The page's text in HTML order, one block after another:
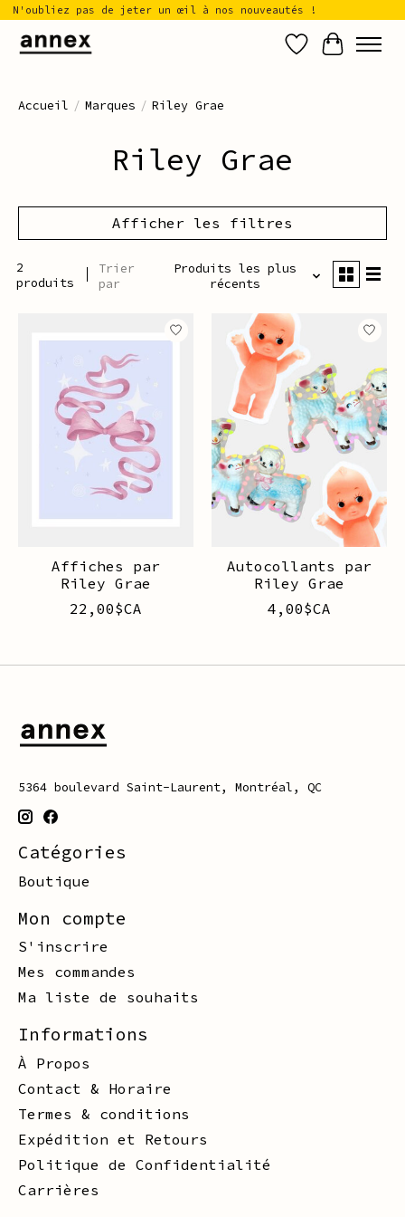
N'oubliez pas de jeter un œil à nos nouveautés !
Liste de
Panier
Accueil / Marques / Riley Grae
Riley Grae
Afficher les filtres
2
produits
Trier
par
Produits les plus
récents
Affiches par
Riley Grae
22,00$CA
Autocollants par
Riley Grae
4,00$CA
5364 boulevard Saint-Laurent, Montréal, QC
Catégories
Boutique
Mon compte
S'inscrire
Mes commandes
Ma liste de souhaits
Informations
À Propos
Contact & Horaire
Termes & conditions
Expédition et Retours
Politique de Confidentialité
Carrières